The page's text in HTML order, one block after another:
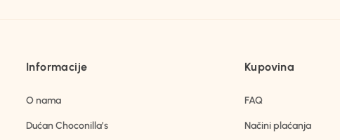
Informacije
O nama
Dućan Choconilla’s
Kupovina
FAQ
Načini plaćanja